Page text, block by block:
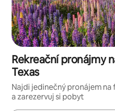
Rekreační pronájmy
Texas
Najdi jedinečný pronájem na
a zarezervuj si pobyt